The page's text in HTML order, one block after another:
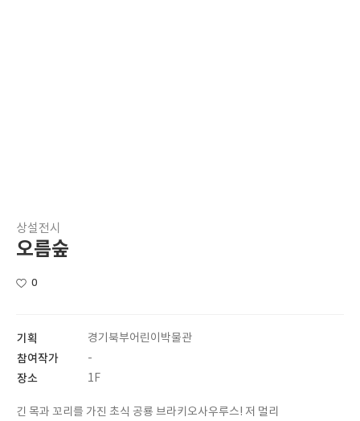
상설전시
오름숲
0
기획 경기북부어린이박물관
참여작가 -
장소 1F
긴 목과 꼬리를 가진 초식 공룡 브라키오사우루스! 저 멀리